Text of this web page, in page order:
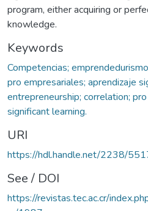
program, either acquiring or
knowledge.
Keywords
Competencias;
pro empresariales; aprendizaje
entrepreneurship; correlation;
significant learning.
URI
https://hdl.handle.net/2238/
See / DOI
https://revistas.tec.ac.cr/